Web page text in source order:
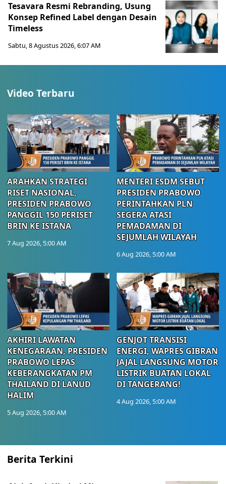
Tesavara Resmi Rebranding, Usung
Konsep Refined Label dengan Desain
Timeless
Sabtu, 8 Agustus 2026, 6:07 AM
Video Terbaru
ARAHKAN STRATEGI
RISET NASIONAL,
PRESIDEN PRABOWO
PANGGIL 150 PERISET
BRIN KE ISTANA
7 Aug 2026, 5:00 AM
MENTERI ESDM SEBUT
PRESIDEN PRABOWO
PERINTAHKAN PLN
SEGERA ATASI
PEMADAMAN DI
SEJUMLAH WILAYAH
6 Aug 2026, 5:00 AM
AKHIRI LAWATAN
KENEGARAAN, PRESIDEN
PRABOWO LEPAS
KEBERANGKATAN PM
THAILAND DI LANUD
HALIM
5 Aug 2026, 5:00 AM
GENJOT TRANSISI
ENERGI, WAPRES GIBRAN
JAJAL LANGSUNG MOTOR
LISTRIK BUATAN LOKAL
DI TANGERANG!
4 Aug 2026, 5:00 AM
Berita Terkini